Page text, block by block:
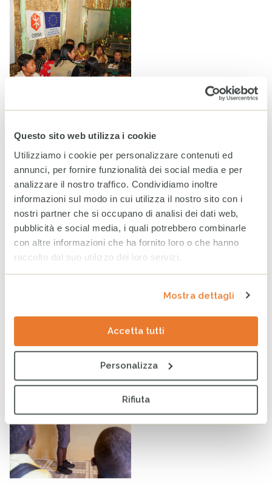
Questo sito web utilizza i cookie
Utilizziamo i cookie per personalizzare contenuti ed
annunci, per fornire funzionalità dei social media e per
analizzare il nostro traffico. Condividiamo inoltre
informazioni sul modo in cui utilizza il nostro sito con i
nostri partner che si occupano di analisi dei dati web,
pubblicità e social media, i quali potrebbero combinarle
con altre informazioni che ha fornito loro o che hanno
raccolto dal suo utilizzo dei loro servizi.
Mostra dettagli
Accetta tutti
Personalizza
Rifiuta
Myanmar: per milioni di bambini l’istruzione è
un’emergenza
Notizie
Infanzia in bilico: tra guerre, fame e povertà
Notizie